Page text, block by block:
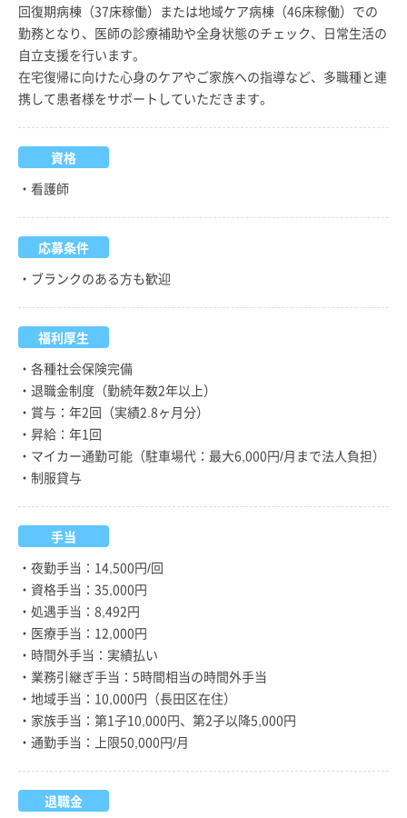
回復期病棟（37床稼働）または地域ケア病棟（46床稼働）での
勤務となり、医師の診療補助や全身状態のチェック、日常生活の
自立支援を行います。
在宅復帰に向けた心身のケアやご家族への指導など、多職種と連
携して患者様をサポートしていただきます。
資格
・看護師
応募条件
・ブランクのある方も歓迎
福利厚生
・各種社会保険完備
・退職金制度（勤続年数2年以上）
・賞与：年2回（実績2.8ヶ月分）
・昇給：年1回
・マイカー通勤可能（駐車場代：最大6,000円/月まで法人負担）
・制服貸与
手当
・夜勤手当：14,500円/回
・資格手当：35,000円
・処遇手当：8,492円
・医療手当：12,000円
・時間外手当：実績払い
・業務引継ぎ手当：5時間相当の時間外手当
・地域手当：10,000円（長田区在住）
・家族手当：第1子10,000円、第2子以降5,000円
・通勤手当：上限50,000円/月
退職金